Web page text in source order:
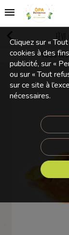
Tous
Cliquez sur «
cookies à des
publicité, sur «
ou sur « Tout
sur ce site à
nécessaires.